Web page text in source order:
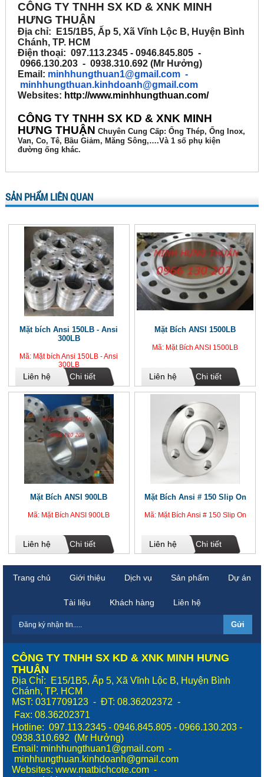
CÔNG TY TNHH SX KD & XNK MINH
HƯNG THUẬN
Địa chỉ: E15/1B5, Ấp 5, Xã Vĩnh Lộc B, Huyện Bình
Chánh, TP. HCM
Điện thoại: 097.113.2345 - 0946.845.805 -
0966.130.203 - 0938.310.692 (Mr Hưởng)
Email: minhhungthuan1@gmail.com -
minhhungthuan.kinhdoanh@gmail.com
Websites: http://www.minhhungthuan.com/
CÔNG TY TNHH SX KD & XNK MINH
HƯNG THUẬN ChuyênCung Cấp: Ống Thép, Ống Inox,
Van, Co, Tê, Bầu Giảm, Măng Sông,….Và 1 số phụ kiện
đường ống khác.
SẢN PHẨM LIÊN QUAN
Mặt bích Ansi 150LB - Ansi
300LB
Mã: Mặt bích Ansi 150LB - Ansi
300LB
Liên hệ Chi tiết
Mặt Bích ANSI 1500LB
Mã: Mặt Bích ANSI 1500LB
Liên hệ Chi tiết
Mặt Bích ANSI 900LB
Mã: Mặt Bích ANSI 900LB
Liên hệ Chi tiết
Mặt Bích Ansi # 150 Slip On
Mã: Mặt Bích Ansi # 150 Slip On
Liên hệ Chi tiết
Trang chủ Giới thiệu Dịch vụ Sản phẩm Dự án
Tài liệu Khách hàng Liên hệ
CÔNG TY TNHH SX KD & XNK MINH HƯNG
THUẬN
Địa Chỉ: E15/1B5, Ấp 5, Xã Vĩnh Lộc B, Huyện Bình
Chánh, TP. HCM
MST: 0317709123 - ĐT: 08.36202372 -
Fax: 08.36202371
Hotline: 097.113.2345 - 0946.845.805 - 0966.130.203 -
0938.310.692 (Mr Hưởng)
Email: minhhungthuan1@gmail.com -
minhhungthuan.kinhdoanh@gmail.com
Websites: www.matbichcote.com -